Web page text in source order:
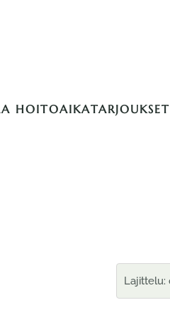
HOITOAIKATARJOUKSET